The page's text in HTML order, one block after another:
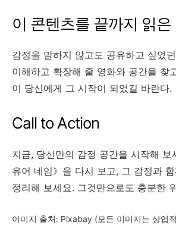
이 콘텐츠를 끝까지 읽은
감정을 말하지 않고도 공유하고 싶었
이해하고 확장해 줄 영화와 공간을 찾
이 당신에게 그 시작이 되었길 바란다.
Call to Action
지금, 당신만의 감정 공간을 시작해 보
유어 네임》을 다시 보고, 그 감정과
정리해 보세요. 그것만으로도 충분한
이미지 출처: Pixabay (모든 이미지는 상업